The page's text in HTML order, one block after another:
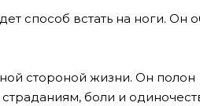
способ встать на ноги. Он
стороной жизни. Он полон
боли и